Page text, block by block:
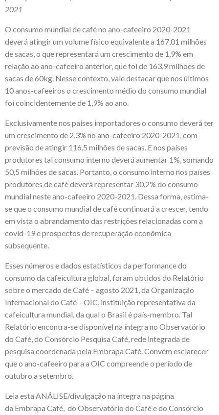
2021
O consumo mundial de café no ano-cafeeiro 2020-2021
deverá atingir um volume físico equivalente a 167,01 milhões
de sacas, o que representará um crescimento de 1,9% em
relação ao ano-cafeeiro anterior, que foi de 163,9 milhões de
sacas de 60kg. Nesse contexto, vale destacar que nos últimos
10 anos-cafeeiros o crescimento médio do consumo mundial
foi coincidentemente de 1,9% ao ano.
Exclusivamente nos países importadores o consumo deverá ter
um crescimento de 2,3% no ano-cafeeiro 2020-2021, com
previsão de atingir 116,5 milhões de sacas. E nos países
produtores tal consumo interno deverá aumentar 1%, somando
50,5 milhões de sacas. Portanto, o consumo interno nos países
produtores de café deverá representar 30,2% do consumo
mundial neste ano-cafeeiro 2020-2021. Dessa forma, estima-
se que o consumo mundial de café continuará a crescer, tendo
em vista o abrandamento das restrições relacionadas com a
covid-19 e prospectos de recuperação econômica
subsequente.
Esses números e dados estatísticos da performance do
consumo da cafeicultura global, foram obtidos do Relatório
sobre o mercado de Café – agosto 2021, da Organização
Internacional do Café – OIC, instituição representativa da
cafeicultura mundial, da qual o Brasil é país-membro. Tal
Relatório encontra-se disponível na íntegra no Observatório
do Café, do Consórcio Pesquisa Café, rede integrada de
pesquisa coordenada pela Embrapa Café. Convém esclarecer
que o ano-cafeeiro para a OIC compreende o período de
outubro a setembro.
Leia esta ANÁLISE/divulgação na íntegra na página
da Embrapa Café, do Observatório do Cafée do Consórcio